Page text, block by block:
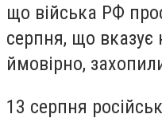
що війська РФ
серпня, що вказує
ймовірно,
13 серпня